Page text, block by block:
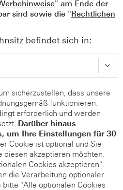
" am Ende der
sind sowie die "Rechtlichen
befindet sich in:
sicherzustellen, dass unsere
funktionieren.
erforderlich und werden
Darüber hinaus
um Ihre Einstellungen für 30
Cookie ist optional und Sie
diesen akzeptieren möchten.
Cookies akzeptieren".
die Verarbeitung optionaler
bitte "Alle optionalen Cookies